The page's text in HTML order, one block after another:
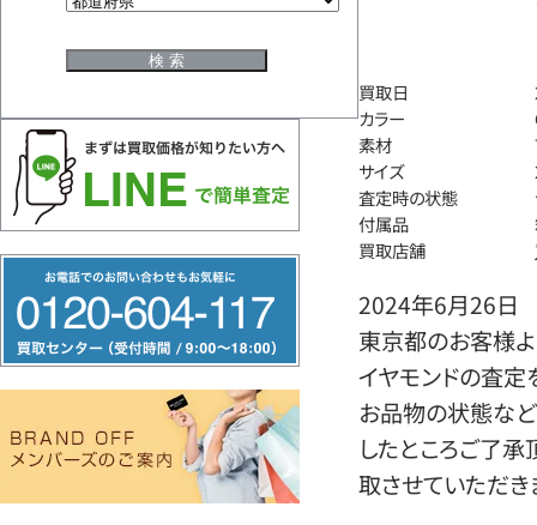
リ
ー
ヤ
買取日
カラー
素材
サイズ
査定時の状態
付属品
買取店舗
2024年6月26日
東京都のお客様よ
イヤモンドの査定
お品物の状態など
したところご了
取させていただき